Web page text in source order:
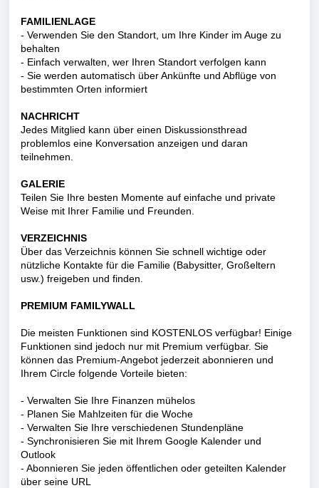
FAMILIENLAGE
- Verwenden Sie den Standort, um Ihre Kinder im Auge zu
behalten
- Einfach verwalten, wer Ihren Standort verfolgen kann
- Sie werden automatisch über Ankünfte und Abflüge von
bestimmten Orten informiert
NACHRICHT
Jedes Mitglied kann über einen Diskussionsthread
problemlos eine Konversation anzeigen und daran
teilnehmen.
GALERIE
Teilen Sie Ihre besten Momente auf einfache und private
Weise mit Ihrer Familie und Freunden.
VERZEICHNIS
Über das Verzeichnis können Sie schnell wichtige oder
nützliche Kontakte für die Familie (Babysitter, Großeltern
usw.) freigeben und finden.
PREMIUM FAMILYWALL
Die meisten Funktionen sind KOSTENLOS verfügbar! Einige
Funktionen sind jedoch nur mit Premium verfügbar. Sie
können das Premium-Angebot jederzeit abonnieren und
Ihrem Circle folgende Vorteile bieten:
- Verwalten Sie Ihre Finanzen mühelos
- Planen Sie Mahlzeiten für die Woche
- Verwalten Sie Ihre verschiedenen Stundenpläne
- Synchronisieren Sie mit Ihrem Google Kalender und
Outlook
- Abonnieren Sie jeden öffentlichen oder geteilten Kalender
über seine URL